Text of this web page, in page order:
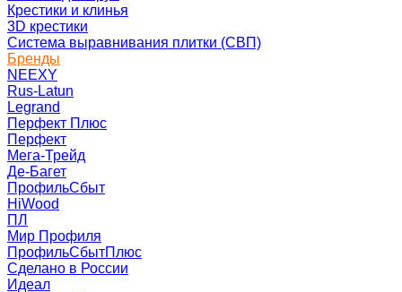
Крестики и клинья
3D крестики
Система выравнивания плитки (СВП)
Бренды
NEEXY
Rus-Latun
Legrand
Перфект Плюс
Перфект
Мега-Трейд
Де-Багет
ПрофильСбыт
HiWood
ПЛ
Мир Профиля
ПрофильСбытПлюс
Сделано в России
Идеал